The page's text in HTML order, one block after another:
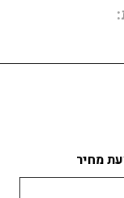
מחיר